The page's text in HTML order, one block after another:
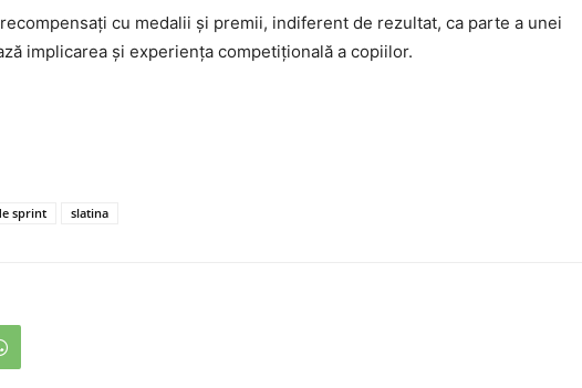
cu medalii și premii, indiferent de rezultat, ca parte a unei
implicarea și experiența competițională a copiilor.
sprint slatina